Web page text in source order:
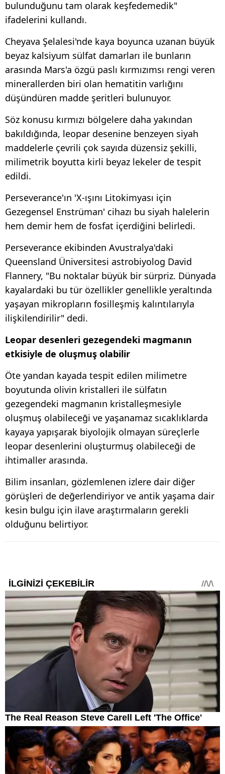
bulunduğunu tam olarak keşfedemedik"
ifadelerini kullandı.
Cheyava Şelalesi'nde kaya boyunca uzanan büyük
beyaz kalsiyum sülfat damarları ile bunların
arasında Mars'a özgü paslı kırmızımsı rengi veren
minerallerden biri olan hematitin varlığını
düşündüren madde şeritleri bulunuyor.
Söz konusu kırmızı bölgelere daha yakından
bakıldığında, leopar desenine benzeyen siyah
maddelerle çevrili çok sayıda düzensiz şekilli,
milimetrik boyutta kirli beyaz lekeler de tespit
edildi.
Perseverance'ın 'X-ışını Litokimyası için
Gezegensel Enstrüman' cihazı bu siyah halelerin
hem demir hem de fosfat içerdiğini belirledi.
Perseverance ekibinden Avustralya'daki
Queensland Üniversitesi astrobiyolog David
Flannery, "Bu noktalar büyük bir sürpriz. Dünyada
kayalardaki bu tür özellikler genellikle yeraltında
yaşayan mikropların fosilleşmiş kalıntılarıyla
ilişkilendirilir" dedi.
Leopar desenleri gezegendeki magmanın
etkisiyle de oluşmuş olabilir
Öte yandan kayada tespit edilen milimetre
boyutunda olivin kristalleri ile sülfatın
gezegendeki magmanın kristalleşmesiyle
oluşmuş olabileceği ve yaşanamaz sıcaklıklarda
kayaya yapışarak biyolojik olmayan süreçlerle
leopar desenlerini oluşturmuş olabileceği de
ihtimaller arasında.
Bilim insanları, gözlemlenen izlere dair diğer
görüşleri de değerlendiriyor ve antik yaşama dair
kesin bulgu için ilave araştırmaların gerekli
olduğunu belirtiyor.